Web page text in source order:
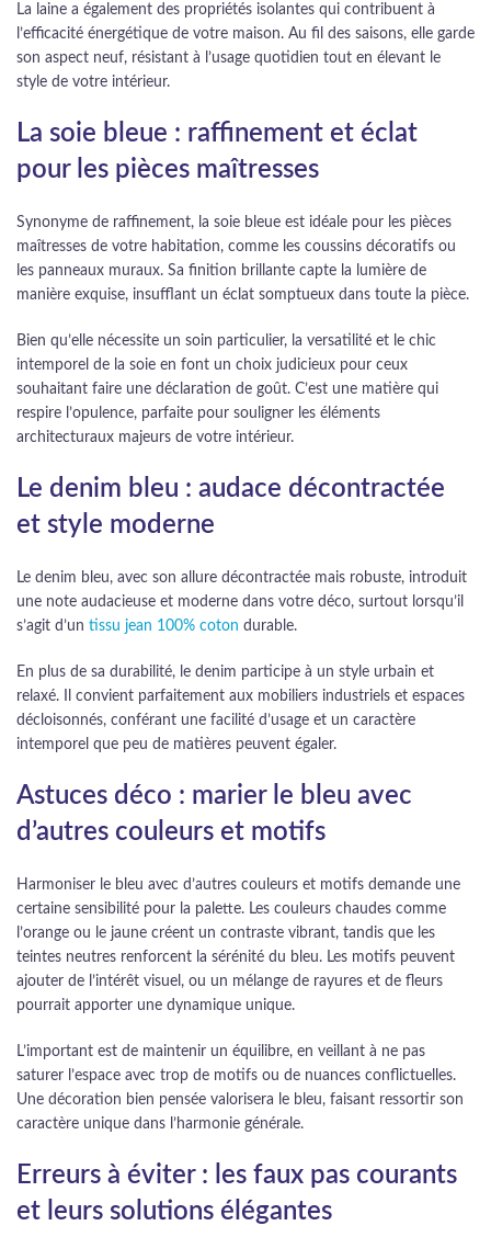
La laine a également des propriétés isolantes qui contribuent à
l’efficacité énergétique de votre maison. Au fil des saisons, elle garde
son aspect neuf, résistant à l’usage quotidien tout en élevant le
style de votre intérieur.
La soie bleue : raffinement et éclat
pour les pièces maîtresses
Synonyme de raffinement, la soie bleue est idéale pour les pièces
maîtresses de votre habitation, comme les coussins décoratifs ou
les panneaux muraux. Sa finition brillante capte la lumière de
manière exquise, insufflant un éclat somptueux dans toute la pièce.
Bien qu’elle nécessite un soin particulier, la versatilité et le chic
intemporel de la soie en font un choix judicieux pour ceux
souhaitant faire une déclaration de goût. C’est une matière qui
respire l’opulence, parfaite pour souligner les éléments
architecturaux majeurs de votre intérieur.
Le denim bleu : audace décontractée
et style moderne
Le denim bleu, avec son allure décontractée mais robuste, introduit
une note audacieuse et moderne dans votre déco, surtout lorsqu’il
s’agit d’un tissu jean 100% coton durable.
En plus de sa durabilité, le denim participe à un style urbain et
relaxé. Il convient parfaitement aux mobiliers industriels et espaces
décloisonnés, conférant une facilité d’usage et un caractère
intemporel que peu de matières peuvent égaler.
Astuces déco : marier le bleu avec
d’autres couleurs et motifs
Harmoniser le bleu avec d’autres couleurs et motifs demande une
certaine sensibilité pour la palette. Les couleurs chaudes comme
l’orange ou le jaune créent un contraste vibrant, tandis que les
teintes neutres renforcent la sérénité du bleu. Les motifs peuvent
ajouter de l’intérêt visuel, ou un mélange de rayures et de fleurs
pourrait apporter une dynamique unique.
L’important est de maintenir un équilibre, en veillant à ne pas
saturer l’espace avec trop de motifs ou de nuances conflictuelles.
Une décoration bien pensée valorisera le bleu, faisant ressortir son
caractère unique dans l’harmonie générale.
Erreurs à éviter : les faux pas courants
et leurs solutions élégantes